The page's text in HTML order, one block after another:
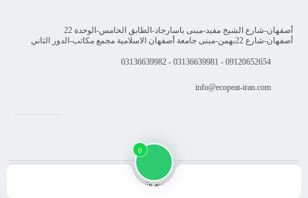
0
أصفهان-شارع الشيخ مفيد-مبنى باسارجاد-الطابق الخامس-الوحدة 22
أصفهان-شارع 22بهمن-مبنى جامعة أصفهان الاسلامية مجمع مكاتب-الدور الثاني
09120652654 - 03136639981 - 03136639982
info@ecopeat-iran.com
جميع الحقوق محفوظة لهذا الموقع. تصميم وتنفيذ شركة دلتاپي